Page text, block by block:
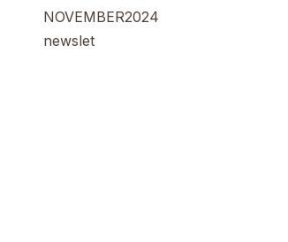
NOVEMBER2024
newslet